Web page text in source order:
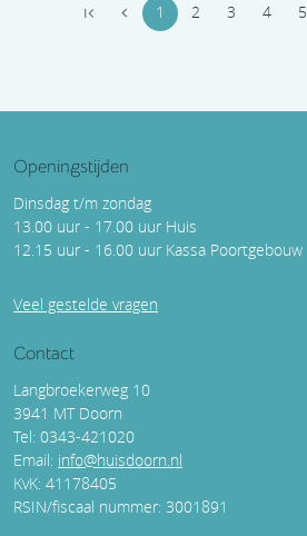
1 2 3 4 5
Openingstijden
Dinsdag t/m zondag
13.00 uur - 17.00 uur Huis
12.15 uur - 16.00 uur Kassa Poortgebouw
Veel gestelde vragen
Contact
Langbroekerweg 10
3941 MT Doorn
Tel: 0343-421020
Email: info@huisdoorn.nl
KvK: 41178405
RSIN/fiscaal nummer: 3001891